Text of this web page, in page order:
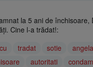
la 5 ani de închisoare,
Cine l-a trădat!:
tradat sotie
autoritati